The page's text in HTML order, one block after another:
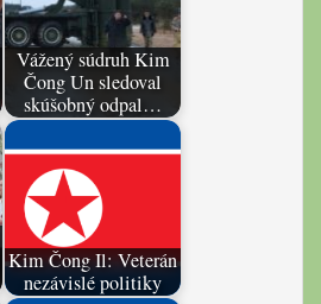
Vážený súdruh Kim
Čong Un sledoval
skúšobný odpal…
Kim Čong Il: Veterán
nezávislé politiky